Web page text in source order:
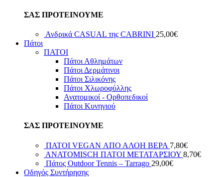
ΣΑΣ ΠΡΟΤΕΙΝΟΥΜΕ
Ανδρικά CASUAL της CABRINI 25,00€
Πάτοι
ΠΑΤΟΙ
Πάτοι Αθλημάτων
Πάτοι Δερμάτινοι
Πάτοι Σιλικόνης
Πάτοι Χλωροφύλλης
Ανατομικοί - Ορθοπεδικοί
Πάτοι Κυνηγιού
ΣΑΣ ΠΡΟΤΕΙΝΟΥΜΕ
ΠΑΤΟΙ VEGAN ΑΠΟ ΑΛΟΗ ΒΕΡΑ 7,80€
ANATOMISCH ΠΑΤΟΙ ΜΕΤΑΤΑΡΣΙΟΥ 8,70€
Πάτος Outdoor Tennis – Tarrago 29,00€
Οδηγός Συντήρησης